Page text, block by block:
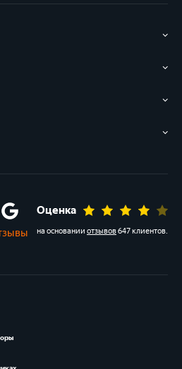
Оценка
на основании отзывов647 клиентов.